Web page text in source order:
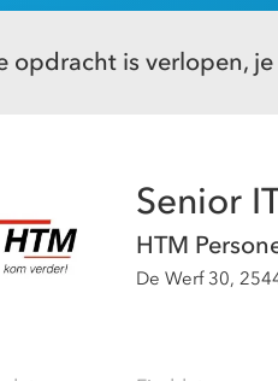
opdracht is verlopen,
Senior
HTM
De Werf 30,